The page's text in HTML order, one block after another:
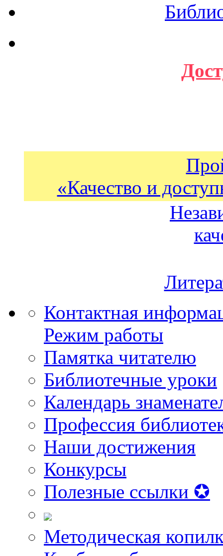
«Качество и
Контактная
Режим работы
Памятка читателю
Библиотечные уроки
Календарь
Профессия
Наши достижения
Конкурсы
Полезные ссылки ✪
Методическая